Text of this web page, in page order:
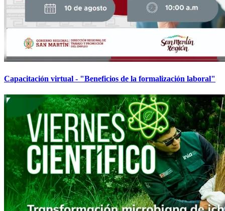
Capacitación virtual - "Beneficios de la formalización laboral"